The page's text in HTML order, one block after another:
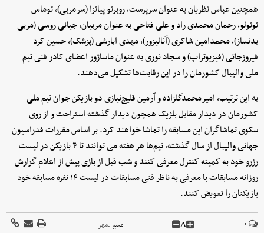
همچنین عباس نظریان به عنوان سرپرست، روبرتو پیاتزا (سرمربی)، توماس
توتولو، رحمان محمدی راد ‌و علی فتاحی به عنوان مربیان، جیانی روسی (مربی
بدنساز)، محمدامین شاکری (آنالیزور)، مهدی ابارشی (پزشک)، حسین کرد
فیروزجائی (فیزیوتراپ) و سجاد نوری به عنوان ماساژور اعضای کادر فنی تیم
ملی والیبال کشورمان را در این رقابت‌ها تشکیل می‌دهند.
به این ترتیب، امیرمحمدگلزاده و آرمین قلیچ‌نیازی دو بازیکن جوان تیم ملی
کشورمان در دیدار مقابل بلژیک همچون دیدار گذشته استراحت و از روی
سکوی تماشاگران این مسابقه را تماشا خواهند کرد. بر اساس مقررات فدراسیون
جهانی والیبال از سال گذشته، تیم‌ها هر هفته می توانند تا ۴ بازیکن در لیست
رزرو خود به کمیته کنترل معرفی کنند و شب قبل از بازی پیش از اعلام گزارش
روزانه مسابقات با معرفی به ناظر فنی مسابقات در لیست ۱۴ نفره مسابقه خود
بازیکنان را تعویض کنند.
۰ A منبع :مهر